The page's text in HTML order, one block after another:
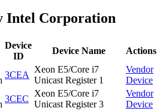
Intel Corporation
Device
ID
Device Name Actions
3CEA
Xeon E5/Core i7
Unicast Register 1
Vendor
Device
3CEC
Xeon E5/Core i7
Unicast Register 3
Vendor
Device